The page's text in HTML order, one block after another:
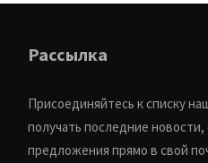
Рассылка
Присоединяйтесь к списку
получать последние
предложения прямо в свой